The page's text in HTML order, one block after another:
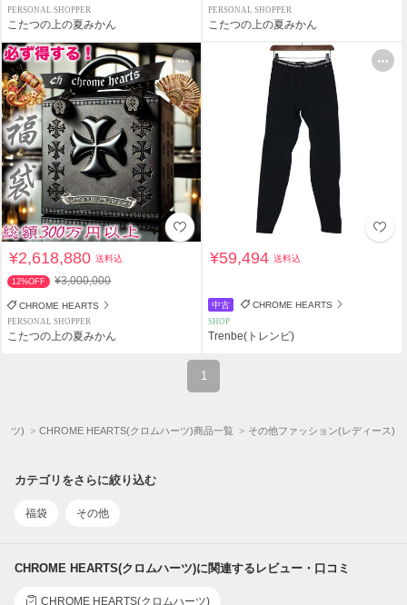
PERSONAL SHOPPER
こたつの上の夏みかん
PERSONAL SHOPPER
こたつの上の夏みかん
¥2,618,880送料込
12%OFF ¥3,000,000
CHROME HEARTS
PERSONAL SHOPPER
こたつの上の夏みかん
¥59,494送料込
中古 CHROME HEARTS
SHOP
Trenbe(トレンビ)
1
ツ) CHROME HEARTS(クロムハーツ)商品一覧 その他ファッション(レディース)
カテゴリをさらに絞り込む
福袋 その他
CHROME HEARTS(クロムハーツ)に関連するレビュー・口コミ
CHROME HEARTS(クロムハーツ)